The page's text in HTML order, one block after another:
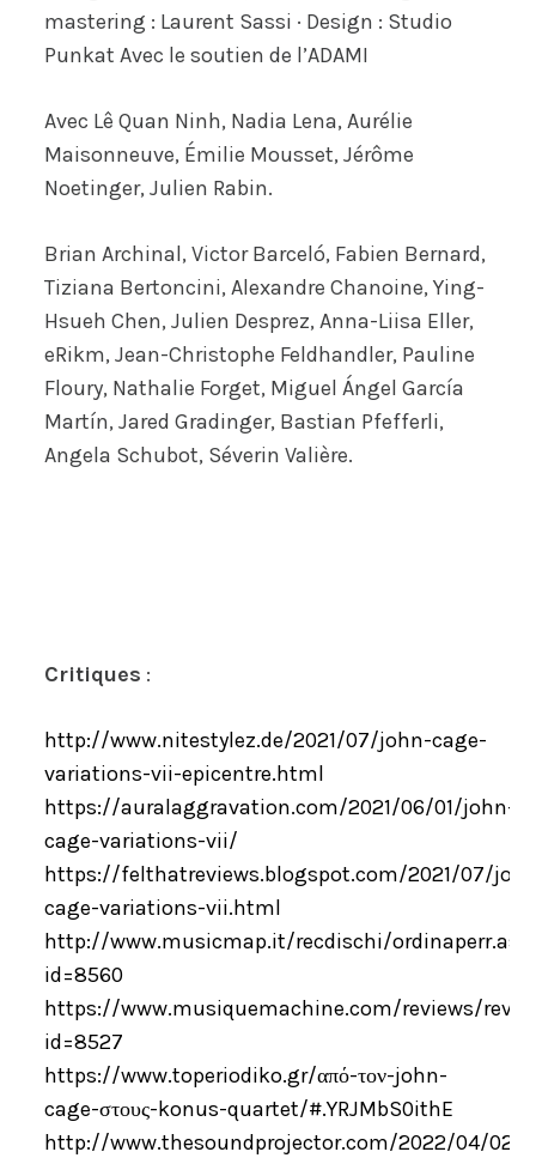
mastering : Laurent Sassi · Design : Studio
Punkat Avec le soutien de l’ADAMI
Avec Lê Quan Ninh, Nadia Lena, Aurélie
Maisonneuve, Émilie Mousset, Jérôme
Noetinger, Julien Rabin.
Brian Archinal, Victor Barceló, Fabien Bernard,
Tiziana Bertoncini, Alexandre Chanoine, Ying-
Hsueh Chen, Julien Desprez, Anna-Liisa Eller,
eRikm, Jean-Christophe Feldhandler, Pauline
Floury, Nathalie Forget, Miguel Ángel García
Martín, Jared Gradinger, Bastian Pfefferli,
Angela Schubot, Séverin Valière.
Critiques :
http://www.nitestylez.de/2021/07/john-cage-
variations-vii-epicentre.html
https://auralaggravation.com/2021/06/01/john-
cage-variations-vii/
https://felthatreviews.blogspot.com/2021/07/
cage-variations-vii.html
http://www.musicmap.it/recdischi/
id=8560
https://www.musiquemachine.com/reviews/
id=8527
https://www.toperiodiko.gr/από-τον-john-
cage-στους-konus-quartet/#.YRJMbS0ithE
http://www.thesoundprojector.com/2022/04/02/